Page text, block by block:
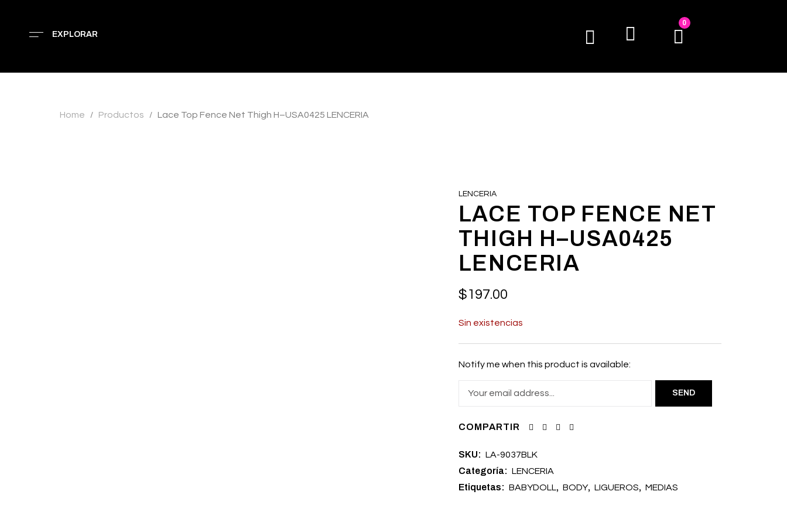
EXPLORAR
0
Home / Productos / Lace Top Fence Net Thigh H–USA0425 LENCERIA
LENCERIA
LACE TOP FENCE NET
THIGH H–USA0425
LENCERIA
$197.00
Sin existencias
Notify me when this product is available:
COMPARTIR
SKU: LA-9037BLK
Categoría: LENCERIA
Etiquetas: BABYDOLL, BODY, LIGUEROS, MEDIAS